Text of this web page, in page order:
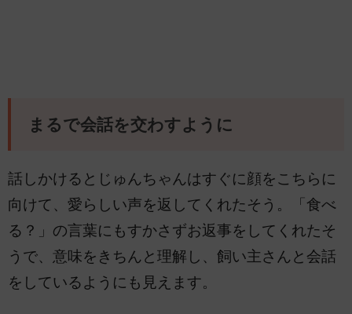
まるで会話を交わすように
話しかけるとじゅんちゃんはすぐに顔をこちらに
向けて、愛らしい声を返してくれたそう。「食べ
る？」の言葉にもすかさずお返事をしてくれたそ
うで、意味をきちんと理解し、飼い主さんと会話
をしているようにも見えます。